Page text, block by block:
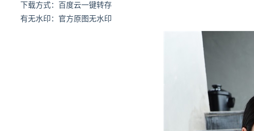
下载方式：百度云一键转存
有无水印：官方原图无水印